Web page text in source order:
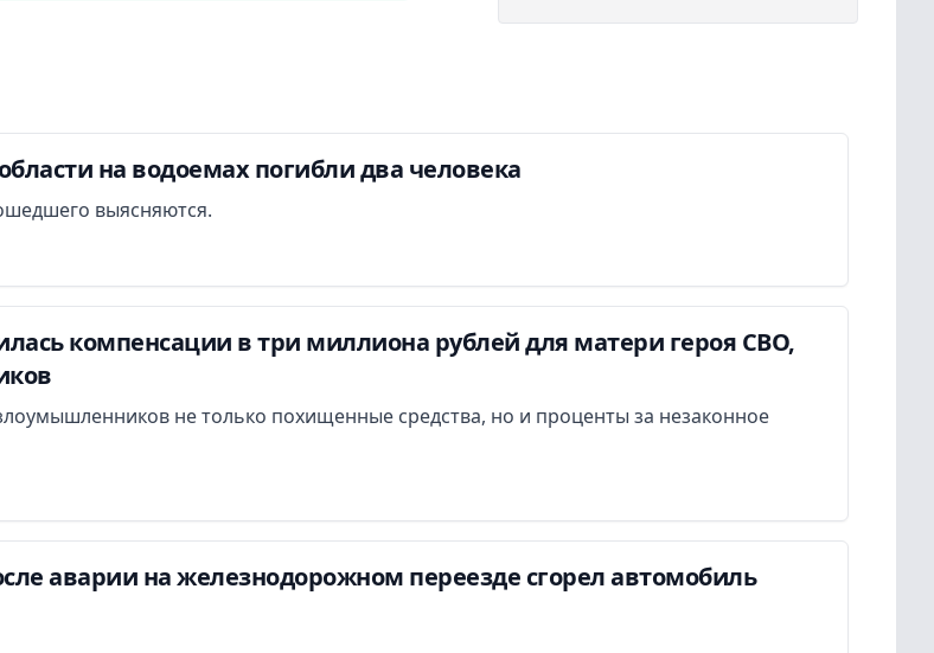
на водоемах погибли два человека
выясняются.
компенсации в три миллиона рублей для матери героя СВО,
не только похищенные средства, но и проценты за незаконное
аварии на железнодорожном переезде сгорел автомобиль